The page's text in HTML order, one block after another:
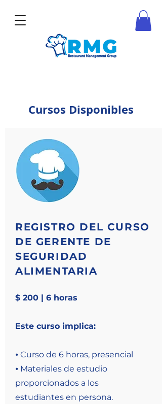
Cursos Disponibles
REGISTRO DEL CURSO
DE GERENTE DE
SEGURIDAD
ALIMENTARIA
$ 200 | 6 horas
Este curso implica:
⦁ Curso de 6 horas, presencial
⦁ Materiales de estudio
proporcionados a los
estudiantes en persona.